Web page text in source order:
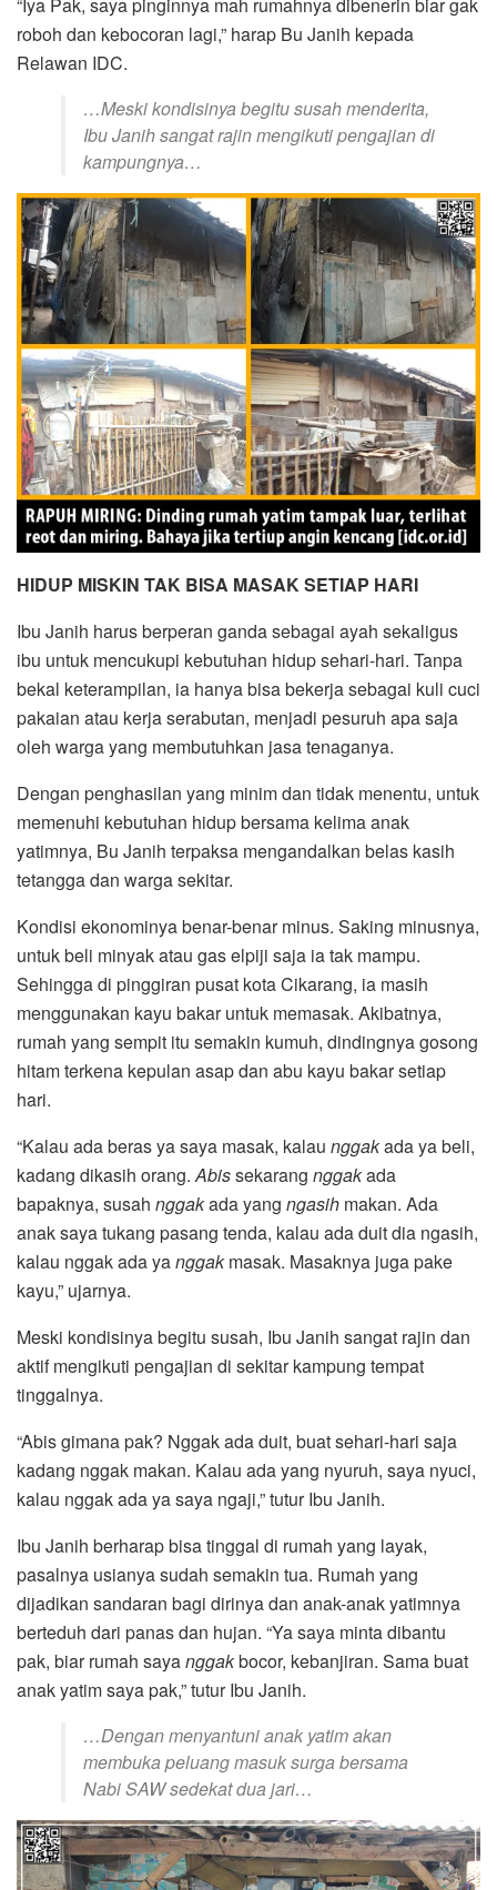
roboh dan kebocoran lagi,” harap Bu Janih kepada
Relawan IDC.
…Meski kondisinya begitu susah menderita,
Ibu Janih sangat rajin mengikuti pengajian di
kampungnya…
HIDUP MISKIN TAK BISA MASAK SETIAP HARI
Ibu Janih harus berperan ganda sebagai ayah sekaligus
ibu untuk mencukupi kebutuhan hidup sehari-hari. Tanpa
bekal keterampilan, ia hanya bisa bekerja sebagai kuli cuci
pakaian atau kerja serabutan, menjadi pesuruh apa saja
oleh warga yang membutuhkan jasa tenaganya.
Dengan penghasilan yang minim dan tidak menentu, untuk
memenuhi kebutuhan hidup bersama kelima anak
yatimnya, Bu Janih terpaksa mengandalkan belas kasih
tetangga dan warga sekitar.
Kondisi ekonominya benar-benar minus. Saking minusnya,
untuk beli minyak atau gas elpiji saja ia tak mampu.
Sehingga di pinggiran pusat kota Cikarang, ia masih
menggunakan kayu bakar untuk memasak. Akibatnya,
rumah yang sempit itu semakin kumuh, dindingnya gosong
hitam terkena kepulan asap dan abu kayu bakar setiap
hari.
“Kalau ada beras ya saya masak, kalau nggakada ya beli,
kadang dikasih orang.Abissekarang nggakada
bapaknya, susah nggakada yang ngasih makan. Ada
anak saya tukang pasang tenda, kalau ada duit dia ngasih,
kalau nggak ada yanggakmasak. Masaknya juga pake
kayu,” ujarnya.
Meski kondisinya begitu susah, Ibu Janih sangat rajin dan
aktif mengikuti pengajian di sekitar kampung tempat
tinggalnya.
“Abis gimana pak? Nggak ada duit, buat sehari-hari saja
kadang nggak makan. Kalau ada yang nyuruh, saya nyuci,
kalau nggak ada ya saya ngaji,” tutur Ibu Janih.
Ibu Janih berharap bisa tinggal di rumah yang layak,
pasalnya usianya sudah semakin tua. Rumah yang
dijadikan sandaran bagi dirinya dan anak-anak yatimnya
berteduh dari panas dan hujan. “Ya saya minta dibantu
pak, biar rumah sayanggakbocor, kebanjiran. Sama buat
anak yatim saya pak,” tutur Ibu Janih.
…Dengan menyantuni anak yatim akan
membuka peluang masuk surga bersama
Nabi SAW sedekat dua jari…